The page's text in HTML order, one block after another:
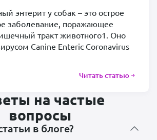
энтерит у собак – это острое
заболевание, поражающее
тракт животного1. Оно
Canine Enteric Coronavirus
Читать статью
на частые
вопросы
в блоге?